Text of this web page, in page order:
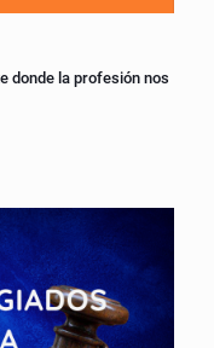
donde la profesión nos